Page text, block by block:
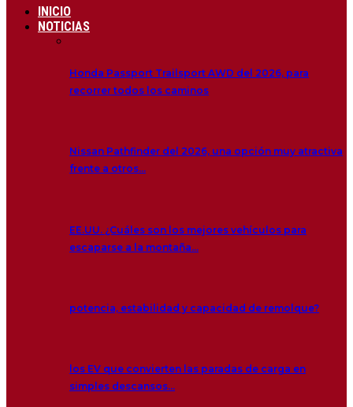
INICIO
NOTICIAS
Honda Passport Trailsport AWD del 2026, para
recorrer todos los caminos
Nissan Pathfinder del 2026, una opción muy atractiva
frente a otros…
EE.UU. ¿Cuáles son los mejores vehículos para
escaparse a la montaña…
potencia, estabilidad y capacidad de remolque?
los EV que convierten las paradas de carga en
simples descansos…